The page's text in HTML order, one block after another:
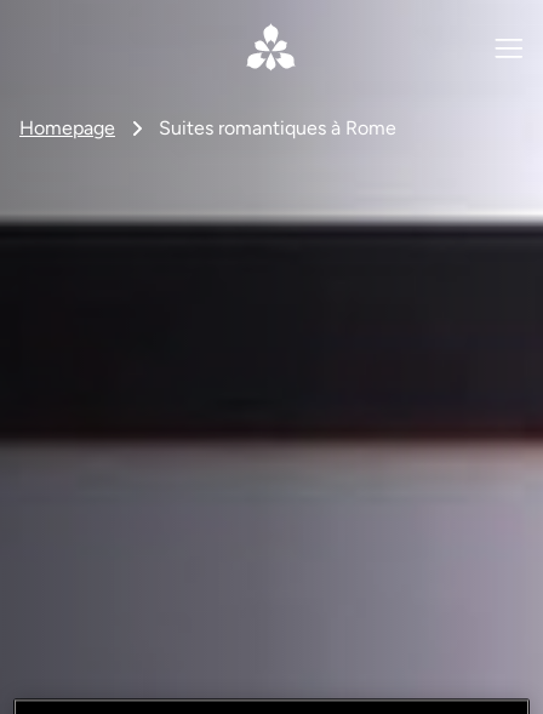
Homepage Suites romantiques à Rome